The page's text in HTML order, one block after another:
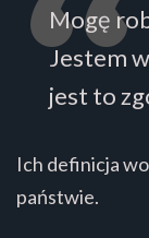
Mogę
Jestem
jest to
Ich definicja
państwie.